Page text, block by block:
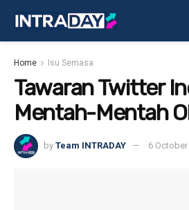
Home Isu Semasa
Tawaran Twitter
Mentah-Mentah
by Team INTRADAY 6